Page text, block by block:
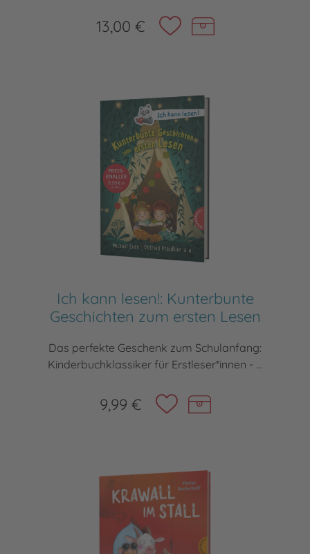
13,00 €
Ich kann lesen!: Kunterbunte
Geschichten zum ersten Lesen
Das perfekte Geschenk zum Schulanfang:
Kinderbuchklassiker für Erstleser*innen - ...
9,99 €